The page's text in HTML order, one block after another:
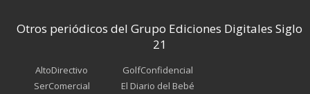
Otros periódicos del Grupo Ediciones Digitales Siglo
21
AltoDirectivo
SerComercial
GolfConfidencial
El Diario del Bebé